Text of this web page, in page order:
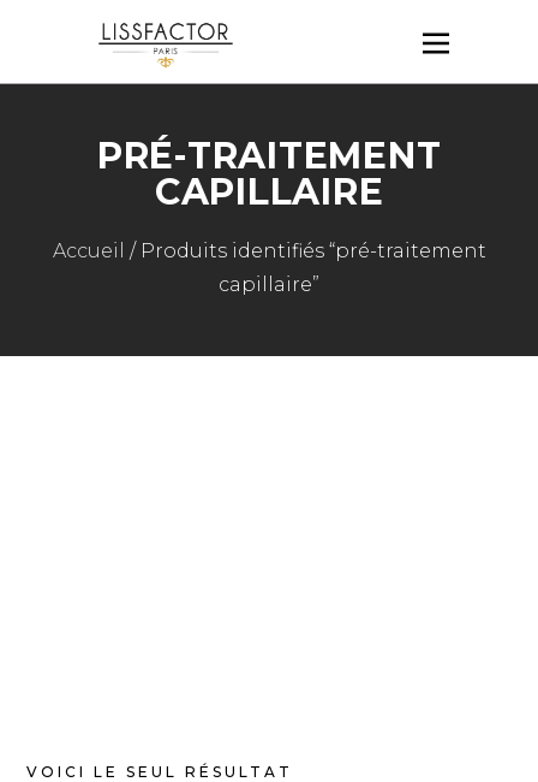
PRÉ-TRAITEMENT
CAPILLAIRE
Accueil / Produits identifiés “pré-traitement
capillaire”
VOICI LE SEUL RÉSULTAT